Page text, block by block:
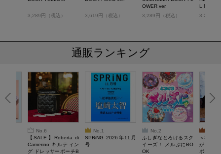
3,289円（税込） 3,619円（税込）
OWER ver.
3,289円（税込）
L MINI
3,289円
通販ランキング
No.6
【SALE】Roberta di
Camerino キルティン
グ ドレッサーポーチB
No.1
SPRiNG 2026年11月
号
No.2
ふしぎなとろけるスク
イーズ！ メルぷにBO
OK
＜SALE
がある
ポーチ